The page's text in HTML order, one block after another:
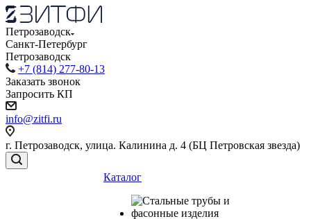
Петрозаводск
Санкт-Петербург
Петрозаводск
+7 (814) 277-80-13
Заказать звонок
Запросить КП
info@zitfi.ru
г. Петрозаводск, улица. Калинина д. 4 (БЦ Петровская звезда)
Каталог